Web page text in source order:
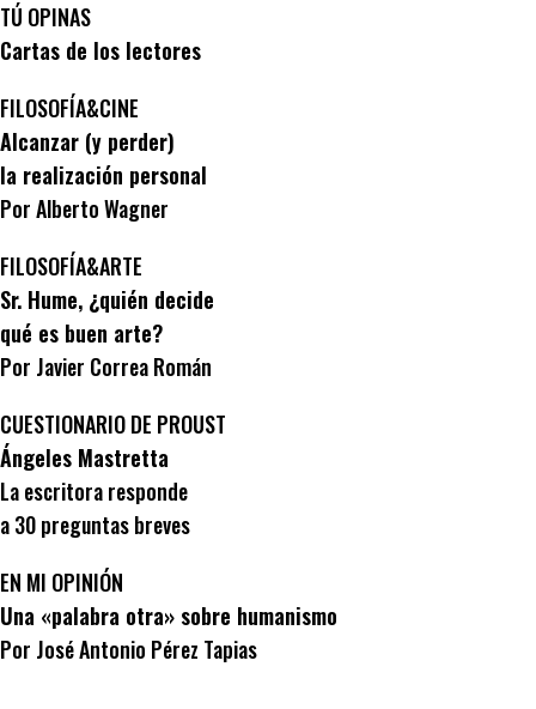
TÚ OPINAS
Cartas de los lectores
FILOSOFÍA&CINE
Alcanzar (y perder)
la realización personal
Por Alberto Wagner
FILOSOFÍA&ARTE
Sr. Hume, ¿quién decide
qué es buen arte?
Por Javier Correa Román
CUESTIONARIO DE PROUST
Ángeles Mastretta
La escritora responde
a 30 preguntas breves
EN MI OPINIÓN
Una «palabra otra» sobre humanismo
Por José Antonio Pérez Tapias